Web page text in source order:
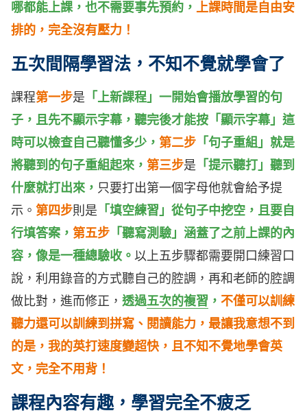
哪都能上課，也不需要事先預約， 上課時間是自由安
排的，完全沒有壓力！
五次間隔學習法，不知不覺就學會了
課程第一步是 「上新課程」一開始會播放學習的句
子，且先不顯示字幕，聽完後才能按「顯示字幕」這
時可以檢查自己聽懂多少， 第二步 「句子重組」就是
將聽到的句子重組起來， 第三步是 「提示聽打」聽到
什麼就打出來， 只要打出第一個字母他就會給予提
示。 第四步則是 「填空練習」從句子中挖空，且要自
行填答案， 第五步 「聽寫測驗」涵蓋了之前上課的內
容，像是一種總驗收。 以上五步驟都需要開口練習口
說，利用錄音的方式聽自己的腔調，再和老師的腔調
做比對，進而修正， 透過五次的複習 ， 不僅可以訓練
聽力還可以訓練到拼寫、閱讀能力，最讓我意想不到
的是，我的英打速度變超快，且不知不覺地學會英
文，完全不用背！
課程內容有趣，學習完全不疲乏